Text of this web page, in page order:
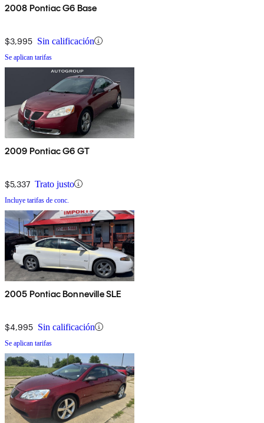
2008 Pontiac G6 Base
$3,995 Sin calificación
Se aplican tarifas
2009 Pontiac G6 GT
$5,337 Trato justo
Incluye tarifas de conc.
2005 Pontiac Bonneville SLE
$4,995 Sin calificación
Se aplican tarifas